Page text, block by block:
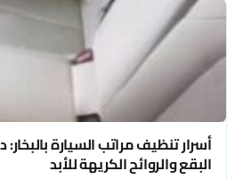
أسرار تنظيف مراتب السيارة
البقع والروائح الكريهة للأبد